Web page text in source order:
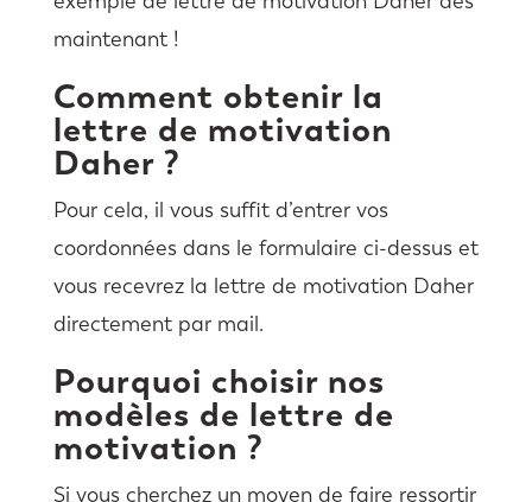
maintenant !
Comment obtenir la
lettre de motivation
Daher ?
Pour cela, il vous suffit d’entrer vos
coordonnées dans le formulaire ci-dessus et
vous recevrez la lettre de motivation Daher
directement par mail.
Pourquoi choisir nos
modèles de lettre de
motivation ?
Si vous cherchez un moyen de faire ressortir